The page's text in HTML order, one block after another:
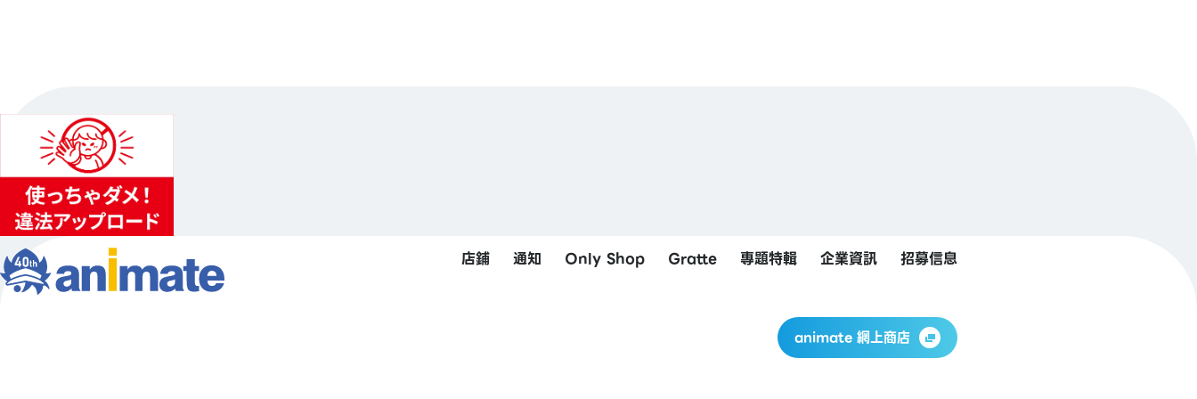
店鋪 通知 Only Shop Gratte 專題特輯 企業資訊 招募信息
animate 網上商店